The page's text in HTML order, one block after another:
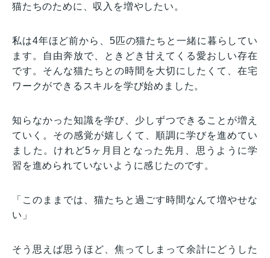
猫たちのために、収入を増やしたい。
私は4年ほど前から、5匹の猫たちと一緒に暮らしてい
ます。自由奔放で、ときどき甘えてくる愛おしい存在
です。そんな猫たちとの時間を大切にしたくて、在宅
ワークができるスキルを学び始めました。
知らなかった知識を学び、少しずつできることが増え
ていく。その感覚が嬉しくて、順調に学びを進めてい
ました。けれど5ヶ月目となった先月、思うように学
習を進められていないように感じたのです。
「このままでは、猫たちと過ごす時間なんて増やせな
い」
そう思えば思うほど、焦ってしまって余計にどうした